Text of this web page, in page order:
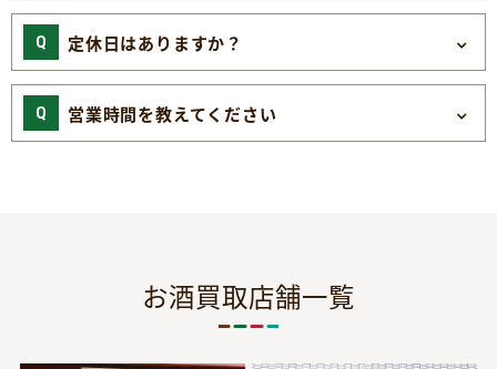
定休日はありますか？
営業時間を教えてください
お酒買取店舗一覧